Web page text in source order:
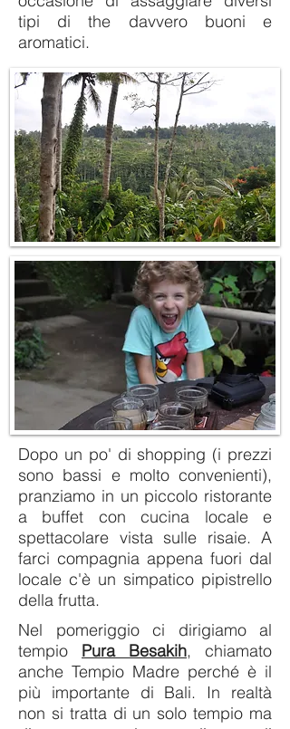
tipi di the davvero buoni e
aromatici.
Dopo un po' di shopping (i prezzi
sono bassi e molto convenienti),
pranziamo in un piccolo ristorante
a buffet con cucina locale e
spettacolare vista sulle risaie. A
farci compagnia appena fuori dal
locale c'è un simpatico pipistrello
della frutta.
Nel pomeriggio ci dirigiamo al
tempio Pura Besakih, chiamato
anche Tempio Madre perché è il
più importante di Bali. In realtà
non si tratta di un solo tempio ma